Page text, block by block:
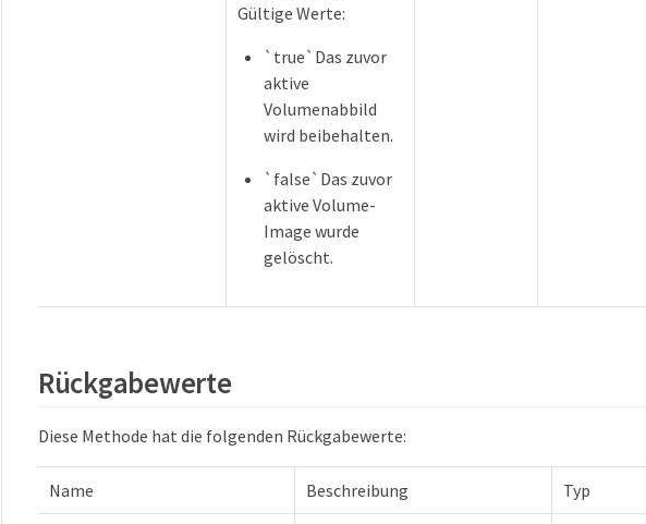
Gültige Werte:
`true`Das zuvor
aktive
Volumenabbild
wird beibehalten.
`false`Das zuvor
aktive Volume-
Image wurde
gelöscht.
Rückgabewerte
Diese Methode hat die folgenden Rückgabewerte:
Name Beschreibung Typ